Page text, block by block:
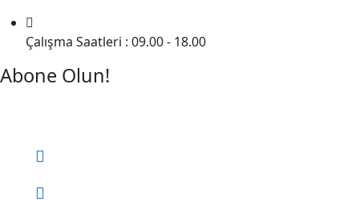
Çalışma Saatleri : 09.00 - 18.00
Abone Olun!